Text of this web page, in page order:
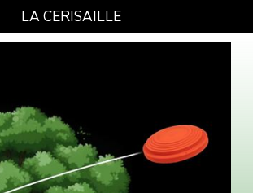
LA CERISAILLE